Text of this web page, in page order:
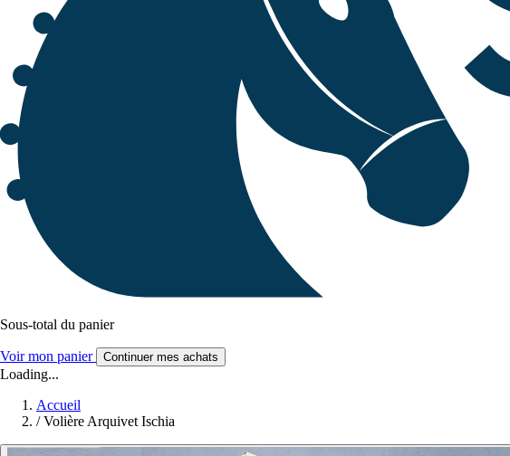
Sous-total du panier
Voir mon panier Continuer mes achats
Loading...
Accueil
/ Volière Arquivet Ischia